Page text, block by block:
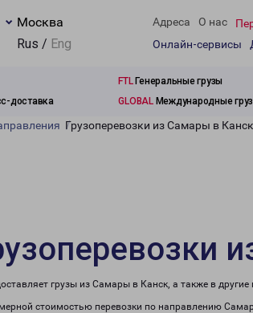
Москва
Rus / Eng
Адреса О нас
Онлайн-сервисы
FTLГенеральные грузы
доставка GLOBALМеждународные
Грузоперевозки из Самары в Канск
грузы из Самары в Канск, а также в
стоимостью перевозки по направлению